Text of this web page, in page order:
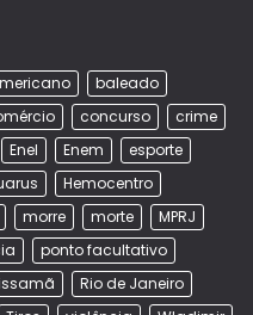
baleado
concurso
crime
Enel Enem
esporte
Hemocentro
morre morte
MPRJ
ponto facultativo
Rio de Janeiro